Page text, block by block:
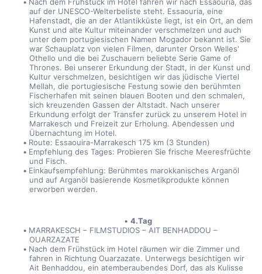
auf der UNESCO-Welterbeliste steht. Essaouria, eine
Hafenstadt, die an der Atlantikküste liegt, ist ein Ort, an dem
Kunst und alte Kultur miteinander verschmelzen und auch
unter dem portugiesischen Namen Mogador bekannt ist. Sie
war Schauplatz von vielen Filmen, darunter Orson Welles'
Othello und die bei Zuschauern beliebte Serie Game of
Thrones. Bei unserer Erkundung der Stadt, in der Kunst und
Kultur verschmelzen, besichtigen wir das jüdische Viertel
Mellah, die portugiesische Festung sowie den berühmten
Fischerhafen mit seinen blauen Booten und den schmalen,
sich kreuzenden Gassen der Altstadt. Nach unserer
Erkundung erfolgt der Transfer zurück zu unserem Hotel in
Marrakesch und Freizeit zur Erholung. Abendessen und
Übernachtung im Hotel.
Route: Essaouira-Marrakesch 175 km (3 Stunden)
Empfehlung des Tages: Probieren Sie frische Meeresfrüchte
und Fisch.
Einkaufsempfehlung: Berühmtes marokkanisches Arganöl
und auf Arganöl basierende Kosmetikprodukte können
erworben werden.
4.Tag
MARRAKESCH – FILMSTUDIOS – AIT BENHADDOU –
OUARZAZATE
Nach dem Frühstück im Hotel räumen wir die Zimmer und
fahren in Richtung Ouarzazate. Unterwegs besichtigen wir
Ait Benhaddou, ein atemberaubendes Dorf, das als Kulisse